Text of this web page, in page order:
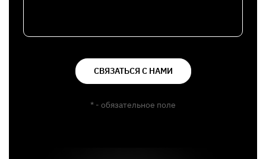
СВЯЗАТЬСЯ С НАМИ
* - обязательное поле